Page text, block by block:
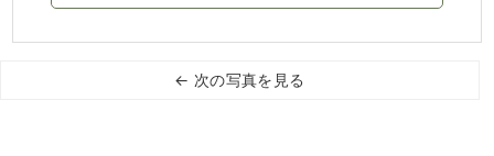
← 次の写真を見る